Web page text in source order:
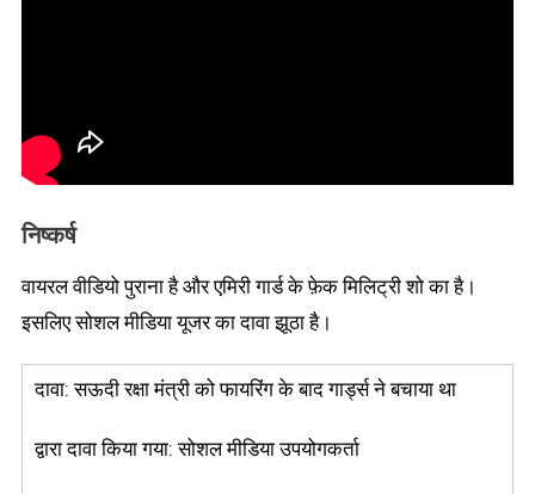
निष्कर्ष
वायरल वीडियो पुराना है और एमिरी गार्ड के फ़ेक मिलिट्री शो का है।
इसलिए सोशल मीडिया यूजर का दावा झूठा है।
दावा: सऊदी रक्षा मंत्री को फायरिंग के बाद गार्ड्स ने बचाया था
द्वारा दावा किया गया: सोशल मीडिया उपयोगकर्ता